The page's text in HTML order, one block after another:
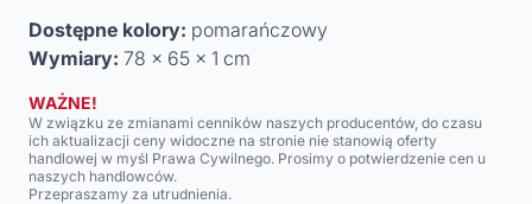
Dostępne kolory: pomarańczowy
Wymiary: 78 x 65 x 1 cm
WAŻNE!
W związku ze zmianami cenników naszych producentów, do czasu
ich aktualizacji ceny widoczne na stronie nie stanowią oferty
handlowej w myśl Prawa Cywilnego. Prosimy o potwierdzenie cen u
naszych handlowców.
Przepraszamy za utrudnienia.